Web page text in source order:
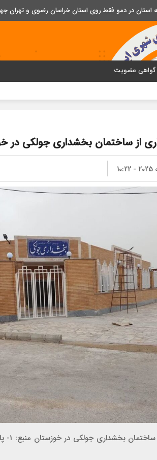
استان در دمو فقط روی استان خراسان رضوی و
گواهی عضویت
از ساختمان بخشداری جولکی در